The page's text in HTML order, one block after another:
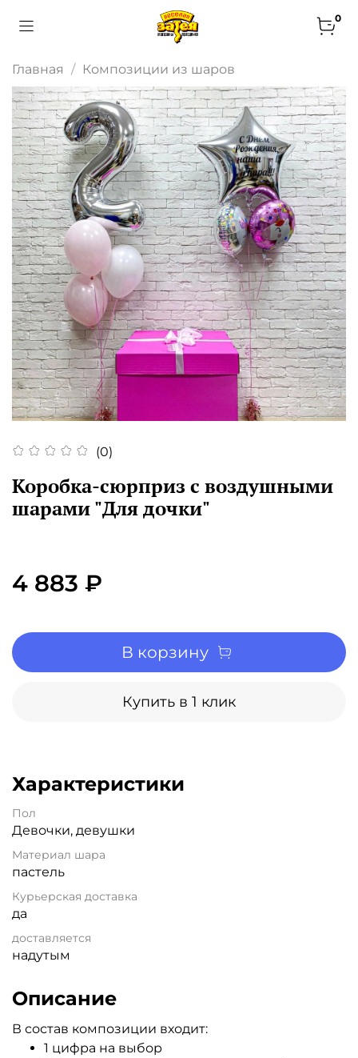
0
Главная Композиции из шаров
(0)
Коробка-сюрприз с воздушными
шарами "Для дочки"
4 883 ₽
В корзину
Купить в 1 клик
Характеристики
Пол
Девочки, девушки
Материал шара
пастель
Курьерская доставка
да
доставляется
надутым
Описание
В состав композиции входит:
1 цифра на выбор